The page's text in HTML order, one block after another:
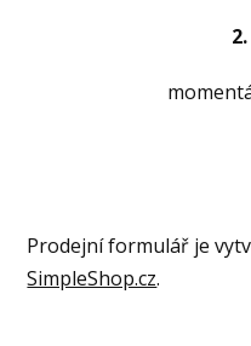
Prodejní formulář je
SimpleShop.cz.